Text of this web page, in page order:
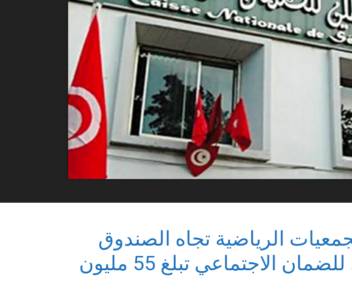
الرياضية تجاه الصندوق
الوطني للضمان الاجتماعي تبلغ 55 مليون